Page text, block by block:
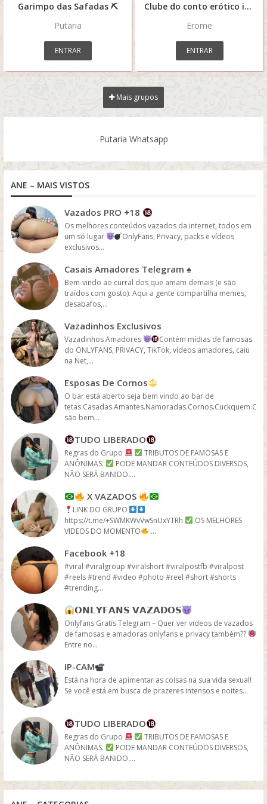
Garimpo das Safadas ⛏
Putaria
ENTRAR
Clube do conto erótico incesto e putaria
Erome
ENTRAR
Mais grupos
Putaria Whatsapp
ANE – MAIS VISTOS
Vazados PRO +18
Os melhores conteúdos vazados da internet, todos em
um só lugar
OnlyFans, Privacy, packs e vídeos
exclusivos...
Casais Amadores Telegram ♠️
Bem-vindo ao curral dos que amam demais (e são
traídos com gosto). Aqui a gente compartilha memes,
desabafos,...
Vazadinhos Exclusivos
Vazadinhos Amadores
Contém mídias de famosas
do ONLYFANS, PRIVACY, TikTok, vídeos amadores, caiu
na Net,...
Esposas De Cornos
O bar está aberto seja bem vindo ao bar de
são bem...
TUDO LIBERADO
Regras do Grupo
TRIBUTOS DE FAMOSAS E
ANÔNIMAS.
PODE MANDAR CONTEÚDOS DIVERSOS,
NÃO SERÁ BANIDO....
X VAZADOS
LINK DO GRUPO
https://t.me/+SWMKWvVwSnUxYTRh
OS MELHORES
VIDEOS DO MOMENTO
...
Facebook +18
#viral #viralgroup #viralshort #viralpostfb #viralpost
#reels #trend #video #photo #reel #short #shorts
#trending...
𝗢𝗡𝗟𝗬𝗙𝗔𝗡𝗦 𝗩𝗔𝗭𝗔𝗗𝗢𝗦
Onlyfans Gratis Telegram – Quer ver videos de vazados
de famosas e amadoras onlyfans e privacy também??
Entre no...
IP-CAM
Está na hora de apimentar as coisas na sua vida sexual!
Se você está em busca de prazeres intensos e noites...
TUDO LIBERADO
Regras do Grupo
TRIBUTOS DE FAMOSAS E
ANÔNIMAS.
PODE MANDAR CONTEÚDOS DIVERSOS,
NÃO SERÁ BANIDO....